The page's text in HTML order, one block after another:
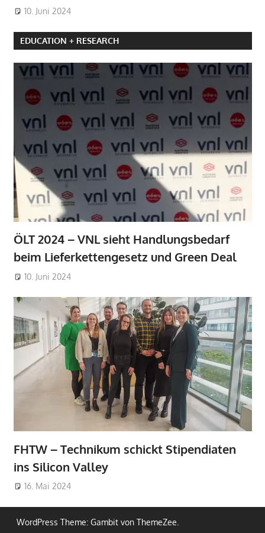
10. Juni 2024
EDUCATION + RESEARCH
ÖLT 2024 – VNL sieht Handlungsbedarf
beim Lieferkettengesetz und Green Deal
10. Juni 2024
FHTW – Technikum schickt Stipendiaten
ins Silicon Valley
16. Mai 2024
WordPress Theme: Gambit von ThemeZee.